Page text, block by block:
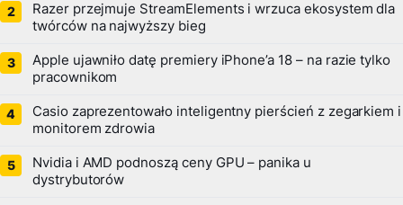
Razer przejmuje StreamElements i wrzuca ekosystem dla
twórców na najwyższy bieg
Apple ujawniło datę premiery iPhone’a 18 – na razie tylko
pracownikom
Casio zaprezentowało inteligentny pierścień z zegarkiem i
monitorem zdrowia
Nvidia i AMD podnoszą ceny GPU – panika u
dystrybutorów